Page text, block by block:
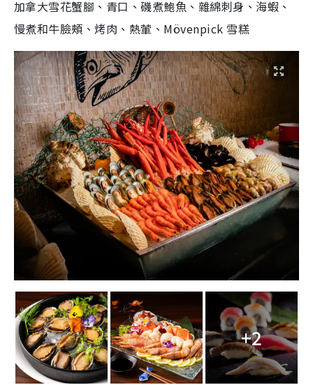
加拿大雪花蟹腳、青口、磯煮鮑魚、雜綿刺身、海蝦、
慢煮和牛臉頰、烤肉、熱葷、Mövenpick 雪糕
+2